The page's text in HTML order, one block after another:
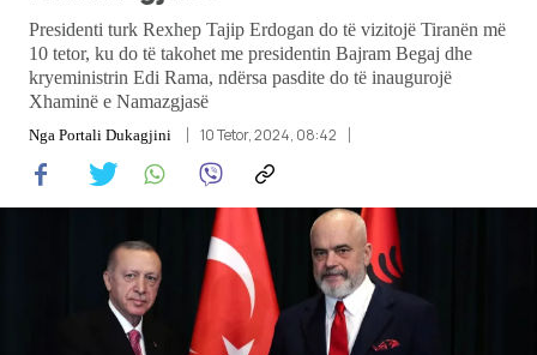
Sport
Art Jete
Showbiz
Presidenti turk Rexhep Tajip Erdogan do të vizitojë Tiranën më
10 tetor, ku do të takohet me presidentin Bajram Begaj dhe
kryeministrin Edi Rama, ndërsa pasdite do të inaugurojë
Xhaminë e Namazgjasë
Nga Portali Dukagjini 10 Tetor, 2024, 08:42